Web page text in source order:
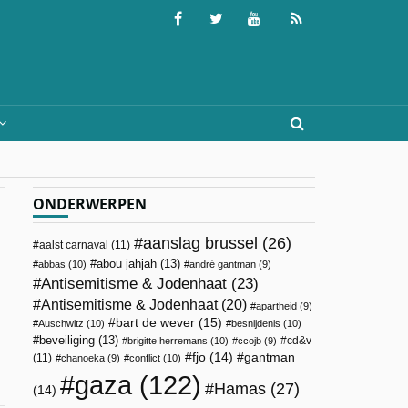
ONDERWERPEN
aalst carnaval (11) aanslag brussel (26)
abbas (10) abou jahjah (13) andré gantman (9)
Antisemitisme & Jodenhaat (23)
Antisemitisme & Jodenhaat(20) apartheid (9)
Auschwitz (10) bart de wever (15) besnijdenis (10)
beveiliging (13) brigitte herremans (10) ccojb (9)
cd&v
(11)
chanoeka (9) conflict (10) fjo (14) gantman
(14) gaza(122) Hamas (27)